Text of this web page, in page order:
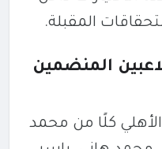
المقبلة.
المنضمين
كلًا من محمد